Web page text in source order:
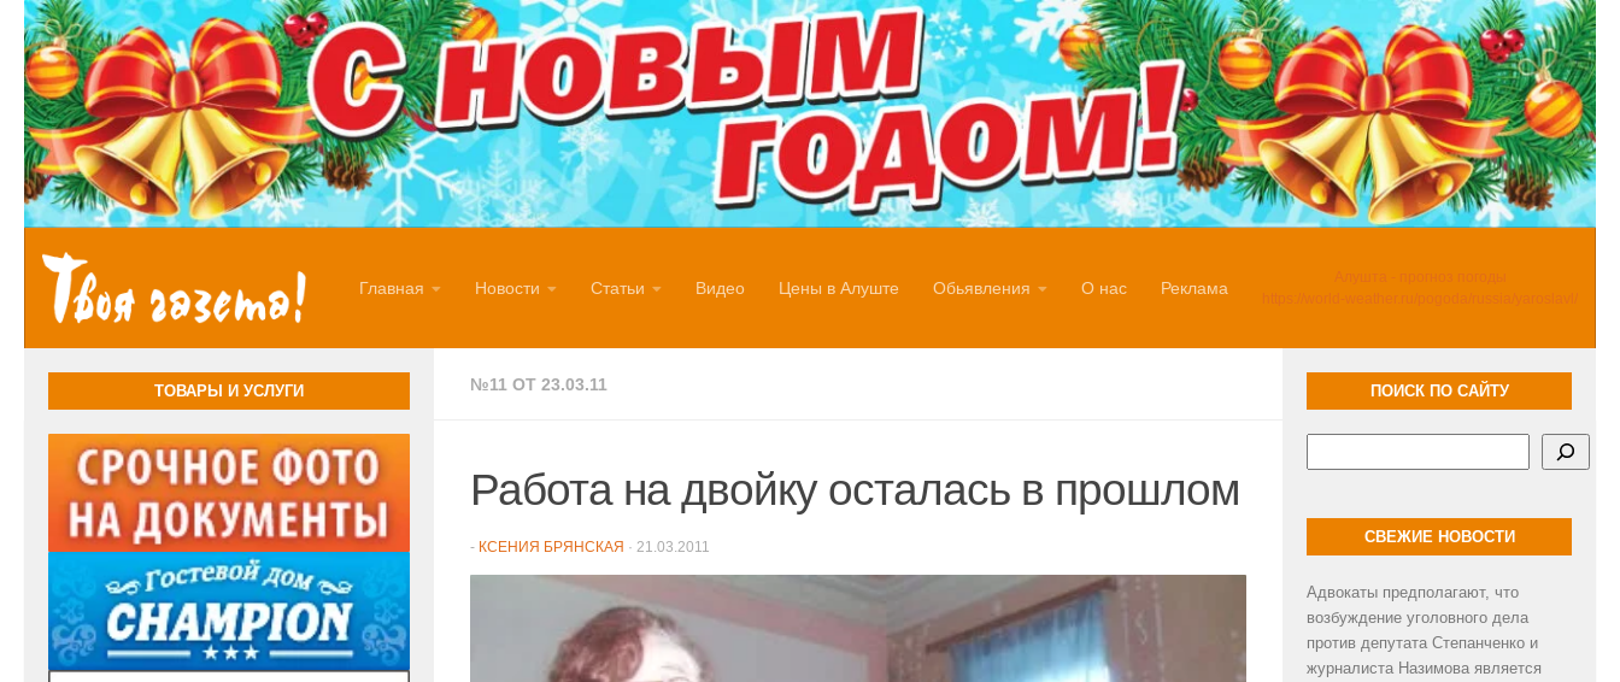
Перейти к содержимому
Главная Новости Статьи Видео Цены в Алуште Обьявления О нас Реклама
Алушта - прогноз погоды
https://world-weather.ru/pogoda/russia/yaroslavl/
№11 ОТ 23.03.11
Работа на двойку осталась в прошлом
- КСЕНИЯ БРЯНСКАЯ · 21.03.2011
ТОВАРЫ И УСЛУГИ ПОИСК ПО САЙТУ
СВЕЖИЕ НОВОСТИ
Адвокаты предполагают, что
возбуждение уголовного дела
против депутата Степанченко и
журналиста Назимова является